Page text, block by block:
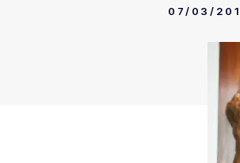
07/03/